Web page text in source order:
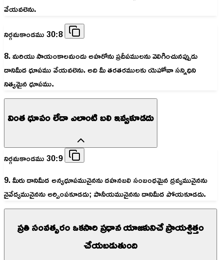
వేయవలెను.
నిర్గమకాండము 30:8
8. మరియు సాయంకాలమందు అహరోను ప్రదీపములను వెలిగించునప్పుడు
దానిమీద ధూపము వేయవలెను. అది మీ తరతరములకు యెహోవా సన్నిధిని
నిత్యమైన ధూపము.
వింత ధూపం లేదా ఎలాంటి బలి ఇవ్వకూడదు
నిర్గమకాండము 30:9
9. మీరు దానిమీద అన్యధూపమునైనను దహనబలి సంబంధమైన ద్రవ్యమునైనను
నైవేద్యమునైనను అర్పింపకూడదు; పానీయమునైనను దానిమీద పోయకూడదు.
ప్రతి సంవత్సరం ఒకసారి ప్రధాన యాజకునిచే ప్రాయశ్చిత్తం
చేయబడుతుంది